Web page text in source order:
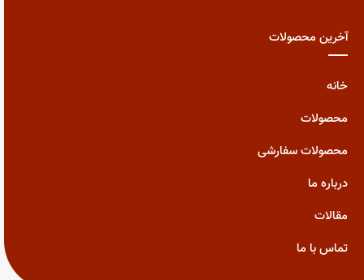
آخرین محصولات
خانه
محصولات
محصولات سفارشی
درباره ما
مقالات
تماس با ما